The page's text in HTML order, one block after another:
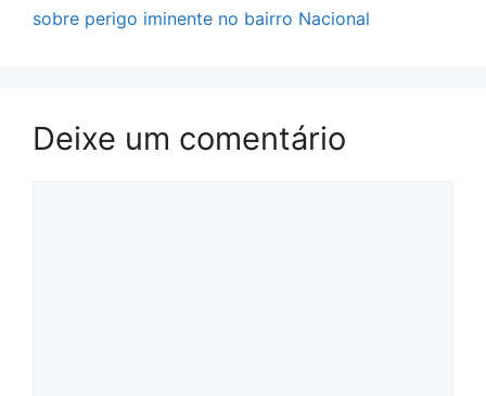
sobre perigo iminente no bairro Nacional
Deixe um comentário